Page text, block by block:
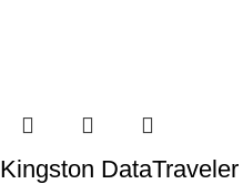
Kingston DataTraveler